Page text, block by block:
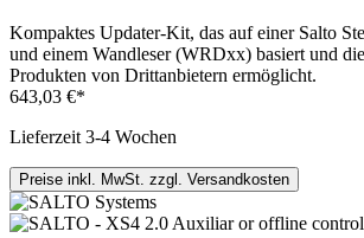
Kompaktes Updater-Kit, das auf einer Salto
und einem Wandleser (WRDxx) basiert und
Produkten von Drittanbietern ermöglicht.
643,03 €*
Lieferzeit 3-4 Wochen
Preise inkl. MwSt. zzgl. Versandkosten